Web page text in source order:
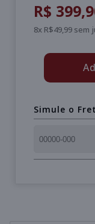
R$
8x R$49,99 sem
Simule o